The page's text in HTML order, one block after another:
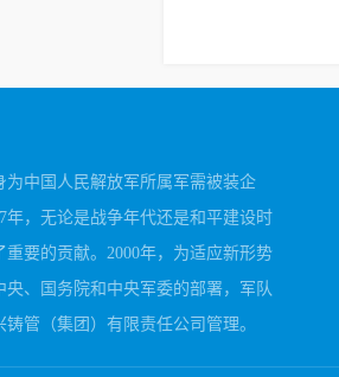
为中国人民解放军所属军需被装企
年，无论是战争年代还是和平建设时
要的贡献。2000年，为适应新形势
央、国务院和中央军委的部署，军队
管（集团）有限责任公司管理。